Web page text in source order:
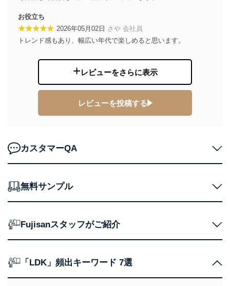
TEL：0570-200-223
FAX：03-5459-7073
e-mail：cs@fujisan.co.jp
株式会社富士山マガジンサービス
代表取締役会長 西野 伸一郎
個人情報の取扱いについて
護管理者の責任のもと、個人情報を取得・アクセス・利
株式会社富士山マガジンサービス
りです。
No
個人情報の種類 利用目的
お役立ち
★★★★★ 2026年05月02日 さや 会社員
トレンド感もあり、幅広い年代で楽しめると思います。
レビューをさらに表示
レビューを投稿する
カスタマーQA
無料サンプル
Fujisanスタッフがご紹介
「LDK」頻出キーワード 7選